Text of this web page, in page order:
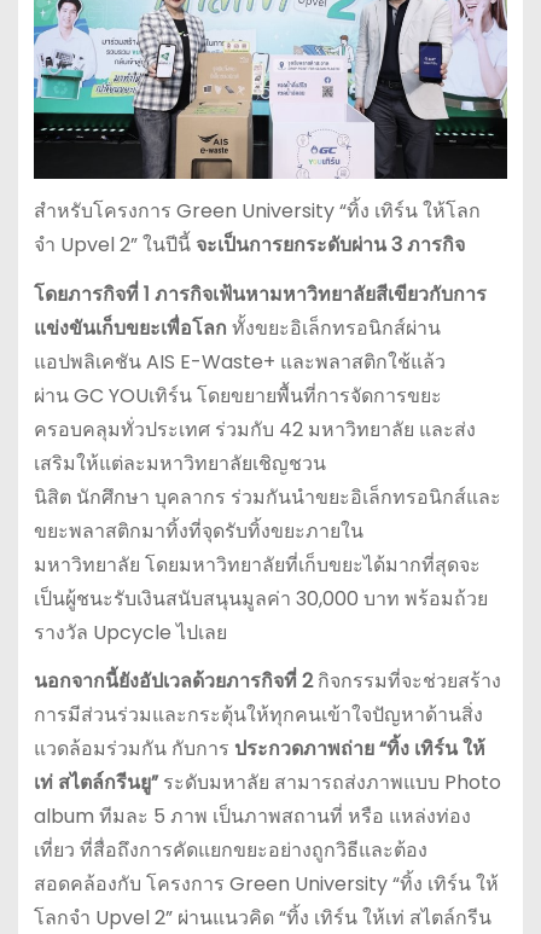
สำหรับโครงการ Green University “ทิ้ง เทิร์น ให้โลก
จำ Upvel 2” ในปีนี้ จะเป็นการยกระดับผ่าน3ภารกิจ
โดยภารกิจที่1 ภารกิจเฟ้นหามหาวิทยาลัยสีเขียวกับการ
แข่งขันเก็บขยะเพื่อโลก ทั้งขยะอิเล็กทรอนิกส์ผ่าน
แอปพลิเคชัน AIS E-Waste+ และพลาสติกใช้แล้ว
ผ่าน GC YOUเทิร์น โดยขยายพื้นที่การจัดการขยะ
ครอบคลุมทั่วประเทศ ร่วมกับ 42 มหาวิทยาลัย และส่ง
เสริมให้แต่ละมหาวิทยาลัยเชิญชวน
นิสิต นักศึกษา บุคลากร ร่วมกันนำขยะอิเล็กทรอนิกส์และ
ขยะพลาสติกมาทิ้งที่จุดรับทิ้งขยะภายใน
มหาวิทยาลัย โดยมหาวิทยาลัยที่เก็บขยะได้มากที่สุดจะ
เป็นผู้ชนะรับเงินสนับสนุนมูลค่า 30,000 บาท พร้อมถ้วย
รางวัล Upcycle ไปเลย
นอกจากนี้ยังอัปเวลด้วยภารกิจที่2กิจกรรมที่จะช่วยสร้าง
การมีส่วนร่วมและกระตุ้นให้ทุกคนเข้าใจปัญหาด้านสิ่ง
แวดล้อมร่วมกัน กับการ ประกวดภาพถ่าย“ทิ้ง เทิร์นให้
เท่ สไตล์กรีนยู”ระดับมหาลัย สามารถส่งภาพแบบ Photo
album ทีมละ 5 ภาพ เป็นภาพสถานที่ หรือ แหล่งท่อง
เที่ยว ที่สื่อถึงการคัดแยกขยะอย่างถูกวิธีและต้อง
สอดคล้องกับ โครงการ Green University “ทิ้ง เทิร์น ให้
โลกจำ Upvel 2” ผ่านแนวคิด “ทิ้ง เทิร์น ให้เท่ สไตล์กรีน